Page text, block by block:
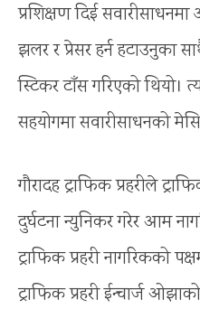
प्रशिक्षण दिई
झलर र प्रेसर हर्न हटाउनुका
स्टिकर टाँस गरिएको थियो।
सहयोगमा सवारीसाधनको
गौरादह ट्राफिक प्रहरीले
दुर्घटना न्युनिकर गरेर आम
ट्राफिक प्रहरी नागरिकको
ट्राफिक प्रहरी ईन्चार्ज